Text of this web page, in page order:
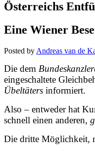
Österreichs
Eine Wiener
Posted by Andreas van de
Die dem
eingeschaltete
Übeltäters informiert.
Also – entweder hat
schnell einen anderen,
Die dritte Möglichkeit,